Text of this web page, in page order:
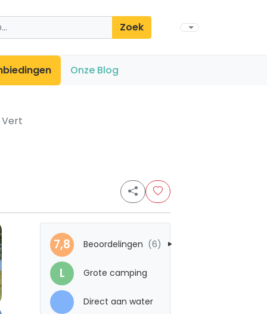
Zoek
Onze Blog
Vert
7,8 Beoordelingen (6)
L Grote camping
Direct aan water